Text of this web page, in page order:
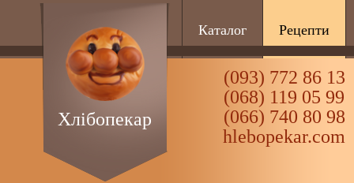
Каталог Рецепти
(093) 772 86 13
(068) 119 05 99
(066) 740 80 98
hlebopekar.com
Хлібопекар